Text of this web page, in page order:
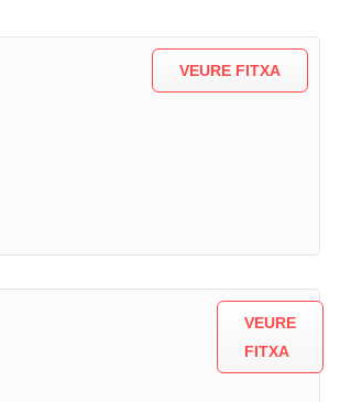
VEURE FITXA
VEURE
FITXA